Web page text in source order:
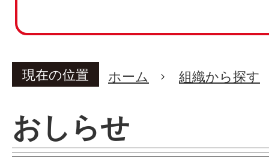
現在の位置 ホーム 組織から探す
おしらせ